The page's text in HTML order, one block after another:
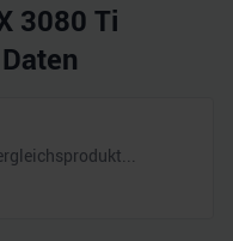
3080 Ti